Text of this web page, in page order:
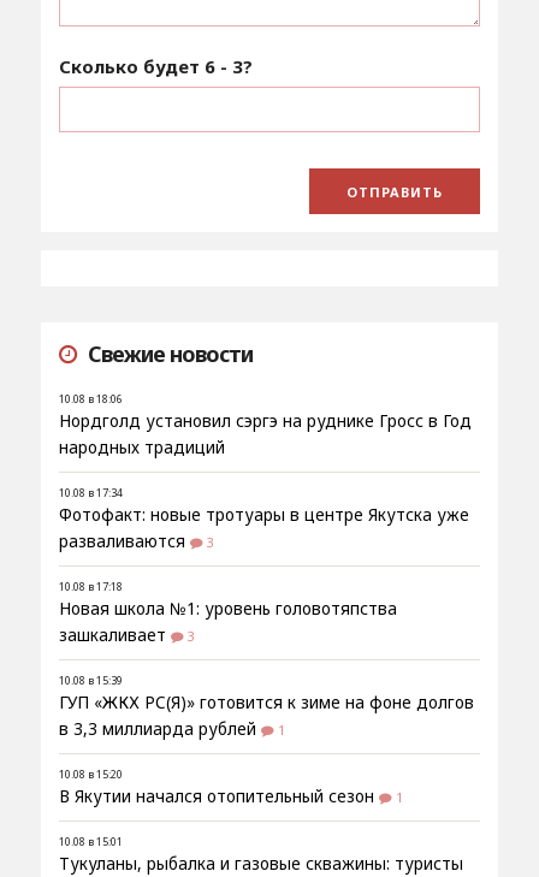
Сколько будет 6 - 3?
Свежие новости
10.08 в 18:06
Нордголд установил сэргэ на руднике Гросс в Год
народных традиций
10.08 в 17:34
Фотофакт: новые тротуары в центре Якутска уже
разваливаются
3
10.08 в 17:18
Новая школа №1: уровень головотяпства
зашкаливает
3
10.08 в 15:39
ГУП «ЖКХ РС(Я)» готовится к зиме на фоне долгов
в 3,3 миллиарда рублей
1
10.08 в 15:20
В Якутии начался отопительный сезон 1
10.08 в 15:01
Тукуланы, рыбалка и газовые скважины: туристы